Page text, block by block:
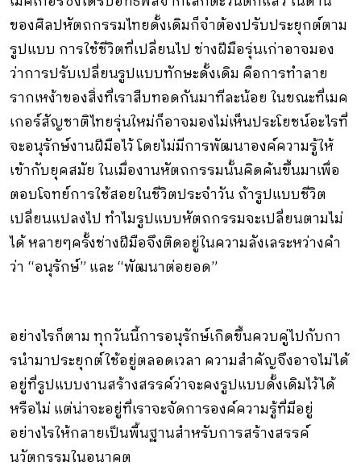
ของศิลปหัตถกรรมไทยดั้งเดิมก็จําต้องปรับประยุกต์ตาม
รูปแบบ การใช้ชีวิตที่เปลี่ยนไป ช่างฝีมือรุ่นเก่าอาจมอง
ว่าการปรับเปลี่ยนรูปแบบทักษะดั้งเดิม คือการทําลาย
รากเหง้าของสิ่งที่เราสืบทอดกันมาทีละน้อย ในขณะที่เมค
เกอร์สัญชาติไทยรุ่นใหม่ก็อาจมองไม่เห็นประโยชน์อะไรที่
จะอนุรักษ์งานฝีมือไว้ โดยไม่มีการพัฒนาองค์ความรู้ให้
เข้ากับยุคสมัย ในเมื่องานหัตถกรรมนั้นคิดค้นขึ้นมาเพื่อ
ตอบโจทย์การใช้สอยในชีวิตประจําวัน ถ้ารูปแบบชีวิต
เปลี่ยนแปลงไป ทําไมรูปแบบหัตถกรรมจะเปลี่ยนตามไม่
ได้ หลายๆครั้งช่างฝีมือจึงติดอยู่ในความลังเลระหว่างคํา
ว่า “อนุรักษ์” และ “พัฒนาต่อยอด”
อย่างไรก็ตาม ทุกวันนี้การอนุรักษ์เกิดขึ้นควบคู่ไปกับกา
รนํามาประยุกต์ใช้อยู่ตลอดเวลา ความสําคัญจึงอาจไม่ได้
อยู่ที่รูปแบบงานสร้างสรรค์ว่าจะคงรูปแบบดั้งเดิมไว้ได้
หรือไม่ แต่น่าจะอยู่ที่เราจะจัดการองค์ความรู้ที่มีอยู่
อย่างไรให้กลายเป็นพื้นฐานสําหรับการสร้างสรรค์
นวัตกรรมในอนาคต